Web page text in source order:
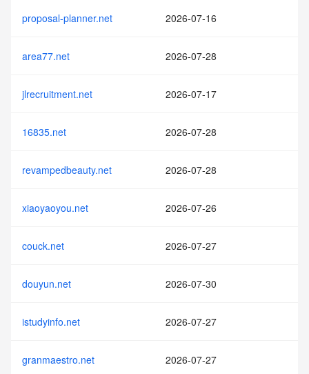
proposal-planner.net 2026-07-16
area77.net 2026-07-28
jlrecruitment.net 2026-07-17
16835.net 2026-07-28
revampedbeauty.net 2026-07-28
xiaoyaoyou.net 2026-07-26
couck.net 2026-07-27
douyun.net 2026-07-30
istudyinfo.net 2026-07-27
granmaestro.net 2026-07-27